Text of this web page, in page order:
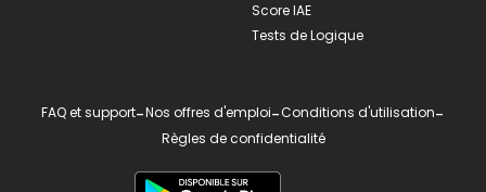
Score IAE
Tests de Logique
FAQ et support-Nos offres d'emploi-Conditions d'utilisation-
Règles de confidentialité